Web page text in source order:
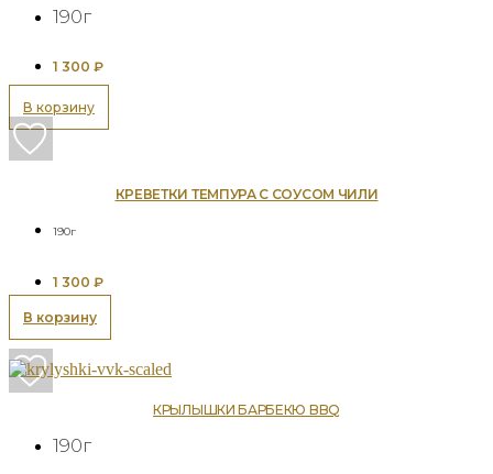
190г
1 300 ₽
В корзину
КРЕВЕТКИ ТЕМПУРА С СОУСОМ ЧИЛИ
190г
1 300 ₽
В корзину
КРЫЛЫШКИ БАРБЕКЮ BBQ
190г